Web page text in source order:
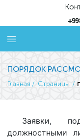
ПОРЯДОК
Главная Страницы
Заявки,
должностными